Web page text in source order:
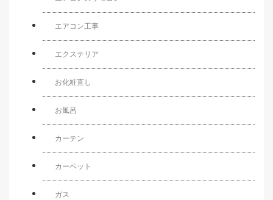
エアコン工事
エクステリア
お化粧直し
お風呂
カーテン
カーペット
ガス